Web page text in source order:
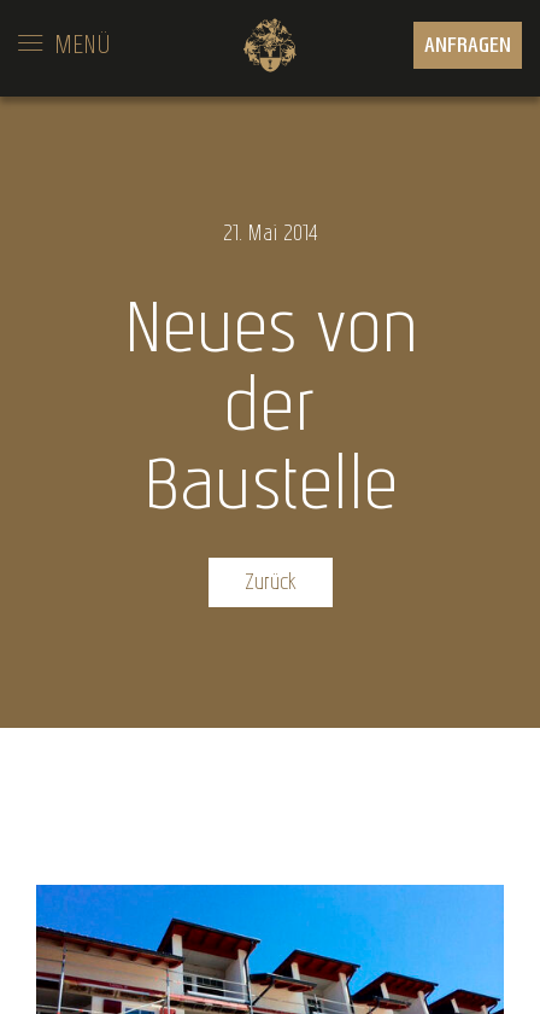
ANFRAGEN
MENÜ
21. Mai 2014
Neues von
der
Baustelle
Zurück